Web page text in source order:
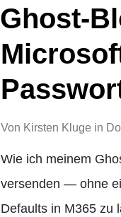
Ghost-
Von Kirsten Kluge in
Wie ich meinem
versenden — ohne
Defaults in M365 zu